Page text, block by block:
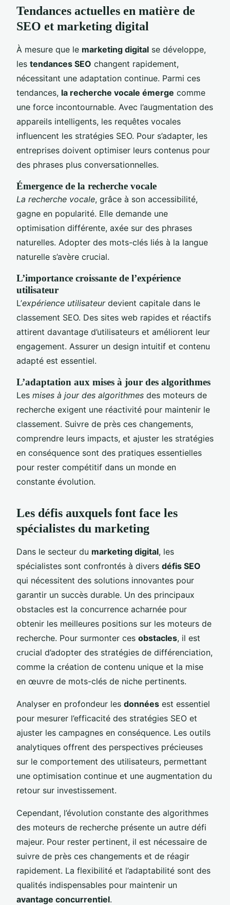
Tendances actuelles en matière de
SEO et marketing digital
À mesure que le marketing digital se développe,
les tendances SEO changent rapidement,
nécessitant une adaptation continue. Parmi ces
tendances, la recherche vocale émerge comme
une force incontournable. Avec l’augmentation des
appareils intelligents, les requêtes vocales
influencent les stratégies SEO. Pour s’adapter, les
entreprises doivent optimiser leurs contenus pour
des phrases plus conversationnelles.
Émergence de la recherche vocale
La recherche vocale, grâce à son accessibilité,
gagne en popularité. Elle demande une
optimisation différente, axée sur des phrases
naturelles. Adopter des mots-clés liés à la langue
naturelle s’avère crucial.
L’importance croissante de l’expérience
utilisateur
L’expérience utilisateurdevient capitale dans le
classement SEO. Des sites web rapides et réactifs
attirent davantage d’utilisateurs et améliorent leur
engagement. Assurer un design intuitif et contenu
adapté est essentiel.
L’adaptation aux mises à jour des algorithmes
Les mises à jour des algorithmes des moteurs de
recherche exigent une réactivité pour maintenir le
classement. Suivre de près ces changements,
comprendre leurs impacts, et ajuster les stratégies
en conséquence sont des pratiques essentielles
pour rester compétitif dans un monde en
constante évolution.
Les défis auxquels font face les
spécialistes du marketing
Dans le secteur du marketing digital, les
spécialistes sont confrontés à divers défis SEO
qui nécessitent des solutions innovantes pour
garantir un succès durable. Un des principaux
obstacles est la concurrence acharnée pour
obtenir les meilleures positions sur les moteurs de
recherche. Pour surmonter ces obstacles, il est
crucial d’adopter des stratégies de différenciation,
comme la création de contenu unique et la mise
en œuvre de mots-clés de niche pertinents.
Analyser en profondeur les données est essentiel
pour mesurer l’efficacité des stratégies SEO et
ajuster les campagnes en conséquence. Les outils
analytiques offrent des perspectives précieuses
sur le comportement des utilisateurs, permettant
une optimisation continue et une augmentation du
retour sur investissement.
Cependant, l’évolution constante des algorithmes
des moteurs de recherche présente un autre défi
majeur. Pour rester pertinent, il est nécessaire de
suivre de près ces changements et de réagir
rapidement. La flexibilité et l’adaptabilité sont des
qualités indispensables pour maintenir un
avantage concurrentiel.